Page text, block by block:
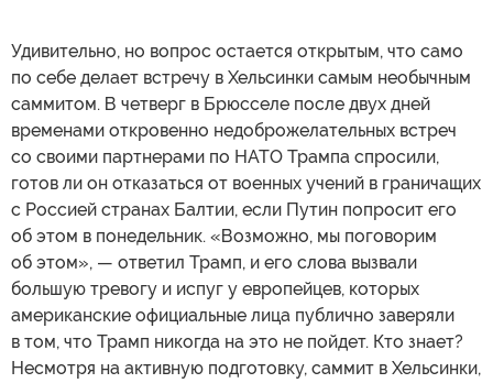
Удивительно, но вопрос остается открытым, что само
по себе делает встречу в Хельсинки самым необычным
саммитом. В четверг в Брюсселе после двух дней
временами откровенно недоброжелательных встреч
со своими партнерами по НАТО Трампа спросили,
готов ли он отказаться от военных учений в граничащих
с Россией странах Балтии, если Путин попросит его
об этом в понедельник. «Возможно, мы поговорим
об этом», — ответил Трамп, и его слова вызвали
большую тревогу и испуг у европейцев, которых
американские официальные лица публично заверяли
в том, что Трамп никогда на это не пойдет. Кто знает?
Несмотря на активную подготовку, саммит в Хельсинки,